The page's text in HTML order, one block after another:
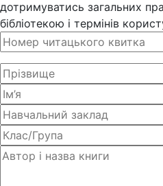
дотримуватись загальних
бібліотекою і термінів